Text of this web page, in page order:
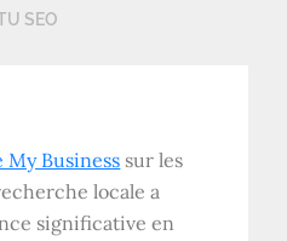
SEO
My Business sur les
locale a
significative en